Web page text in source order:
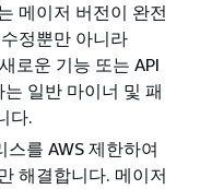
메이저 버전이 완전
정뿐만 아니라
로운 기능 또는 API
일반 마이너 및 패
다.
를 AWS 제한하여
해결합니다. 메이저